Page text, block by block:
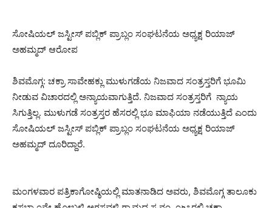
ಸೋಷಿಯಲ್ ಜಸ್ಟೀಸ್ ಪಬ್ಲಿಕ್ ಪ್ರಾಬ್ಲಂ ಸಂಘಟನೆಯ ಅಧ್ಯಕ್ಷ ರಿಯಾಜ್
ಅಹಮ್ಮದ್ ಆರೋಪ
ಶಿವಮೊಗ್ಗ: ಚಕ್ರಾ ಸಾವೇಹಕ್ಲು ಮುಳುಗಡೆಯ ನಿಜವಾದ ಸಂತ್ರಸ್ತರಿಗೆ ಭೂಮಿ
ನೀಡುವ ವಿಚಾರದಲ್ಲಿ ಅನ್ಯಾಯವಾಗುತ್ತಿದೆ. ನಿಜವಾದ ಸಂತ್ರಸ್ತರಿಗೆ ನ್ಯಾಯ
ಸಿಗುತ್ತಿಲ್ಲ. ಮುಳುಗಡೆ ಸಂತ್ರಸ್ತರ ಹೆಸರಲ್ಲಿ ಭೂ ಮಾಫಿಯಾ ನಡೆಯುತ್ತಿದೆ ಎಂದು
ಸೋಷಿಯಲ್ ಜಸ್ಟೀಸ್ ಪಬ್ಲಿಕ್ ಪ್ರಾಬ್ಲಂ ಸಂಘಟನೆಯ ಅಧ್ಯಕ್ಷ ರಿಯಾಜ್
ಅಹಮ್ಮದ್ ದೂರಿದ್ದಾರೆ.
ಮಂಗಳವಾರ ಪತ್ರಿಕಾಗೋಷ್ಠಿಯಲ್ಲಿ ಮಾತನಾಡಿದ ಅವರು, ಶಿವಮೊಗ್ಗ ತಾಲೂಕು